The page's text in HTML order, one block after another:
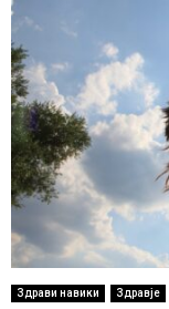
Здрави навики Здравје